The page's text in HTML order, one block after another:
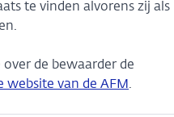
te vinden alvorens zij als
de bewaarder de
website van de AFM.